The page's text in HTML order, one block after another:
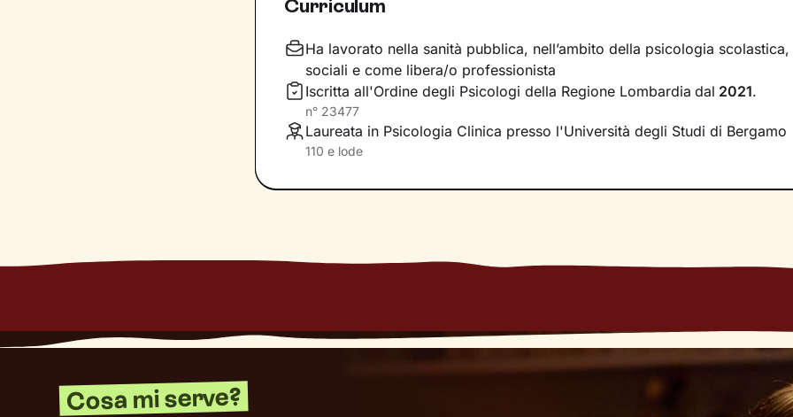
Considera i nostri incontri come uno spazio sicuro, in cui condividere ciò
completa libertà e riflettere su diversi aspetti della tua vita. Avrò cura di
diaccoglienza, ascolto e comprensione
, per far emergere i tuoi bisogni e le
racchiudi in te. Ti accompagnerò nell’affrontare i nodi più spinosi e nel
risoluzione, grazie allo sviluppo di nuovi pensieri e comportamenti utili a
tuo presente.
Dove ti condurrà questo percorso? A un modo inedito di affrontare gli
Curriculum
Ha lavorato nella sanità pubblica, nell’ambito della psicologia
sociali e come libera/o professionista
Iscritta all'Ordine degli Psicologi della Regione Lombardia dal 2021.
n° 23477
Laureata in Psicologia Clinica presso l'Università degli Studi di Bergamo
110 e lode
Cosa mi serve?